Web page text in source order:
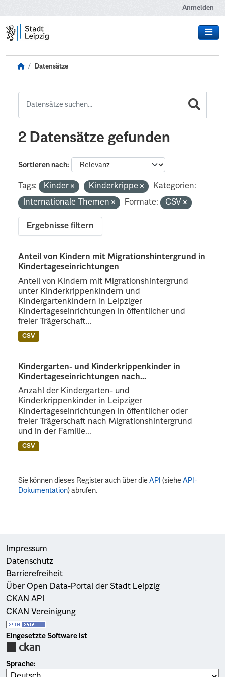
Anmelden
Datensätze
2 Datensätze gefunden
Sortieren nach
Tags: Kinder Kinderkrippe
Kategorien:
Internationale Themen
Formate: CSV
Ergebnisse filtern
Anteil von Kindern mit Migrationshintergrund in
Kindertageseinrichtungen
Anteil von Kindern mit Migrationshintergrund
unter Kinderkrippenkindern und
Kindergartenkindern in Leipziger
Kindertageseinrichtungen in öffentlicher und
freier Trägerschaft...
CSV
Kindergarten- und Kinderkrippenkinder in
Kindertageseinrichtungen nach...
Anzahl der Kindergarten- und
Kinderkrippenkinder in Leipziger
Kindertageseinrichtungen in öffentlicher oder
freier Trägerschaft nach Migrationshintergrund
und in der Familie...
CSV
Sie können dieses Register auch über dieAPI (sieheAPI-
Dokumentation) abrufen.
Impressum
Datenschutz
Barrierefreiheit
Über Open Data-Portal der Stadt Leipzig
CKAN API
CKAN Vereinigung
Eingesetzte Software ist
Sprache